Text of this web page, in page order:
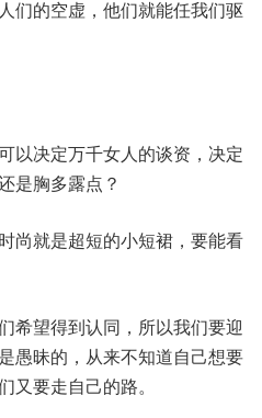
们的空虚，他们就能任我们驱
以决定万千女人的谈资，决定
是胸多露点？
尚就是超短的小短裙，要能看
希望得到认同，所以我们要迎
愚昧的，从来不知道自己想要
又要走自己的路。